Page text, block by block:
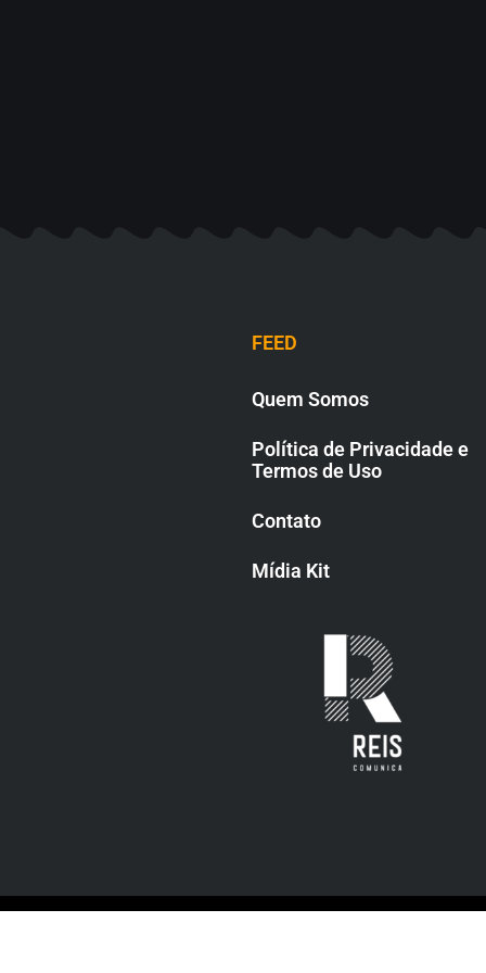
FEED
Quem Somos
Política de Privacidade e
Termos de Uso
Contato
Mídia Kit